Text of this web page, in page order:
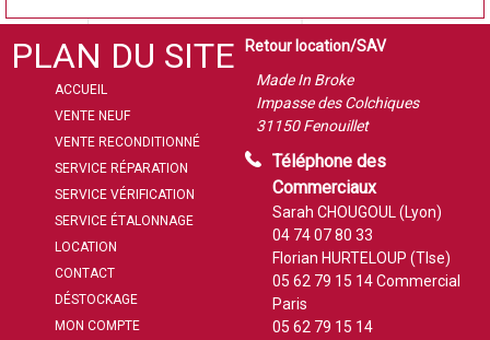
PLAN DU SITE
ACCUEIL
VENTE NEUF
VENTE RECONDITIONNÉ
SERVICE RÉPARATION
SERVICE VÉRIFICATION
SERVICE ÉTALONNAGE
LOCATION
CONTACT
DÉSTOCKAGE
MON COMPTE
Retour location/SAV
Made In Broke
Impasse des Colchiques
31150 Fenouillet
Téléphone des
Commerciaux
Sarah CHOUGOUL (Lyon)
04 74 07 80 33
Florian HURTELOUP (Tlse)
05 62 79 15 14Commercial
Paris
05 62 79 15 14